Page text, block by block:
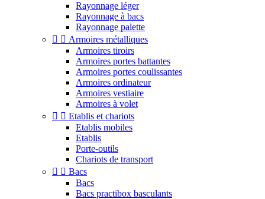
Rayonnage léger
Rayonnage à bacs
Rayonnage palette
  Armoires métalliques
Armoires tiroirs
Armoires portes battantes
Armoires portes coulissantes
Armoires ordinateur
Armoires vestiaire
Armoires à volet
  Etablis et chariots
Etablis mobiles
Etablis
Porte-outils
Chariots de transport
  Bacs
Bacs
Bacs practibox basculants